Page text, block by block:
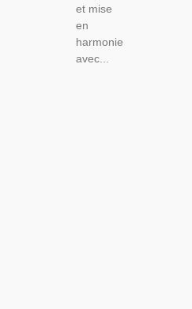
et mise
en
harmonie
avec...